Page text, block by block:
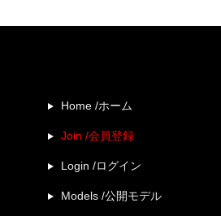
Home /ホーム
Join /会員登録
Login /ログイン
Models /公開モデル